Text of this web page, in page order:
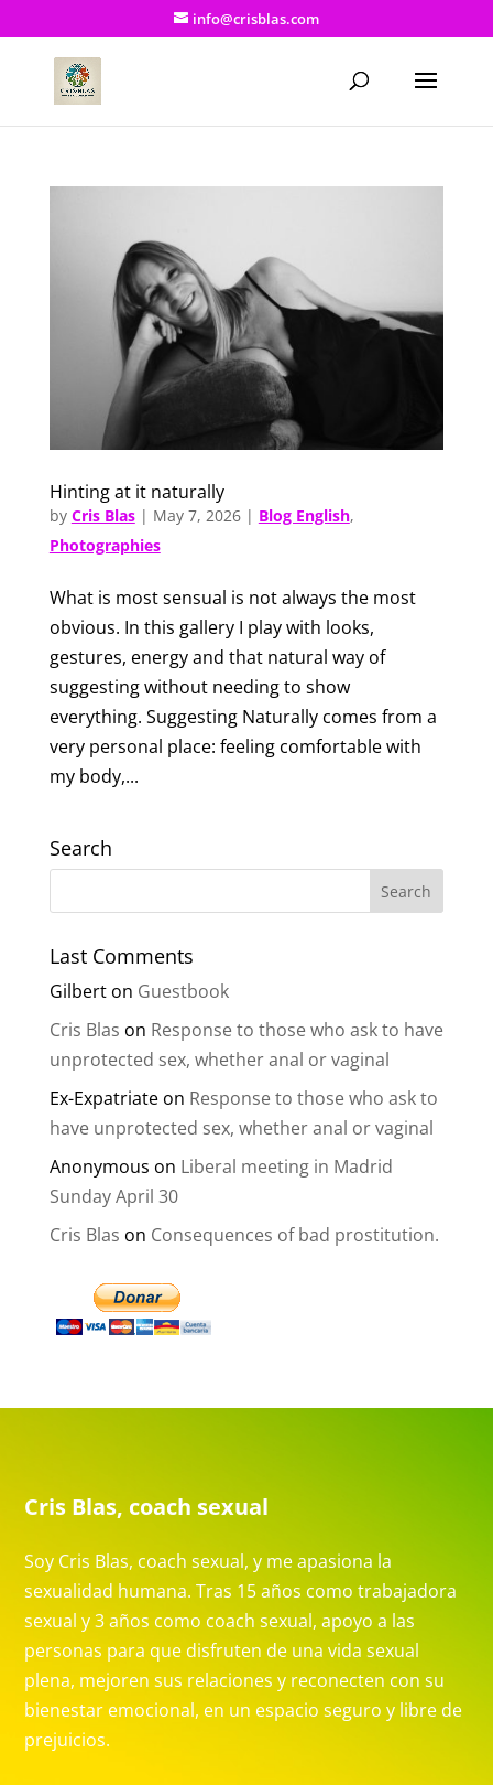
info@crisblas.com
Hinting at it naturally
by Cris Blas| May 7, 2026| Blog English,
Photographies
What is most sensual is not always the most
obvious. In this gallery I play with looks,
gestures, energy and that natural way of
suggesting without needing to show
everything. Suggesting Naturally comes from a
very personal place: feeling comfortable with
my body,...
Search
Last Comments
Gilberton Guestbook
Cris Blas on Response to those who ask to have
unprotected sex, whether anal or vaginal
Ex-Expatriateon Response to those who ask to
have unprotected sex, whether anal or vaginal
Anonymous on Liberal meeting in Madrid
Sunday April 30
Cris Blas on Consequences of bad prostitution.
Cris Blas, coach sexual
Soy Cris Blas, coach sexual, y me apasiona la
sexualidad humana. Tras 15 años como trabajadora
sexual y 3 años como coach sexual, apoyo a las
personas para que disfruten de una vida sexual
plena, mejoren sus relaciones y reconecten con su
bienestar emocional, en un espacio seguro y libre de
prejuicios.